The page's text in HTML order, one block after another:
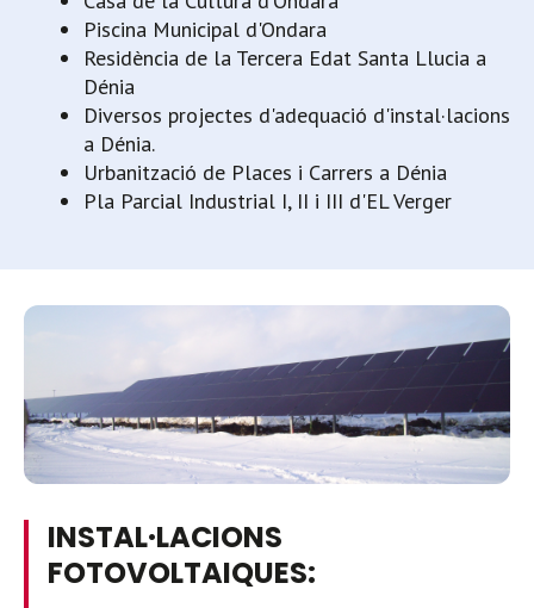
Piscina Municipal d'Ondara
Residència de la Tercera Edat Santa Llucia a
Dénia
Diversos projectes d'adequació d'instal·lacions
a Dénia.
Urbanització de Places i Carrers a Dénia
Pla Parcial Industrial I, II i III d'EL Verger
INSTAL·LACIONS
FOTOVOLTAIQUES: